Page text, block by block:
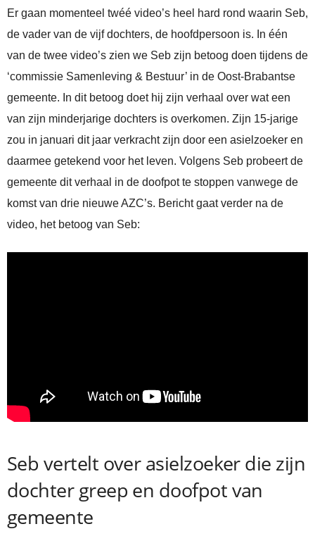
Er gaan momenteel twéé video’s heel hard rond waarin Seb,
de vader van de vijf dochters, de hoofdpersoon is. In één
van de twee video’s zien we Seb zijn betoog doen tijdens de
‘commissie Samenleving & Bestuur’ in de Oost-Brabantse
gemeente. In dit betoog doet hij zijn verhaal over wat een
van zijn minderjarige dochters is overkomen. Zijn 15-jarige
zou in januari dit jaar verkracht zijn door een asielzoeker en
daarmee getekend voor het leven. Volgens Seb probeert de
gemeente dit verhaal in de doofpot te stoppen vanwege de
komst van drie nieuwe AZC’s. Bericht gaat verder na de
video, het betoog van Seb:
Seb vertelt over asielzoeker die zijn
dochter greep en doofpot van
gemeente